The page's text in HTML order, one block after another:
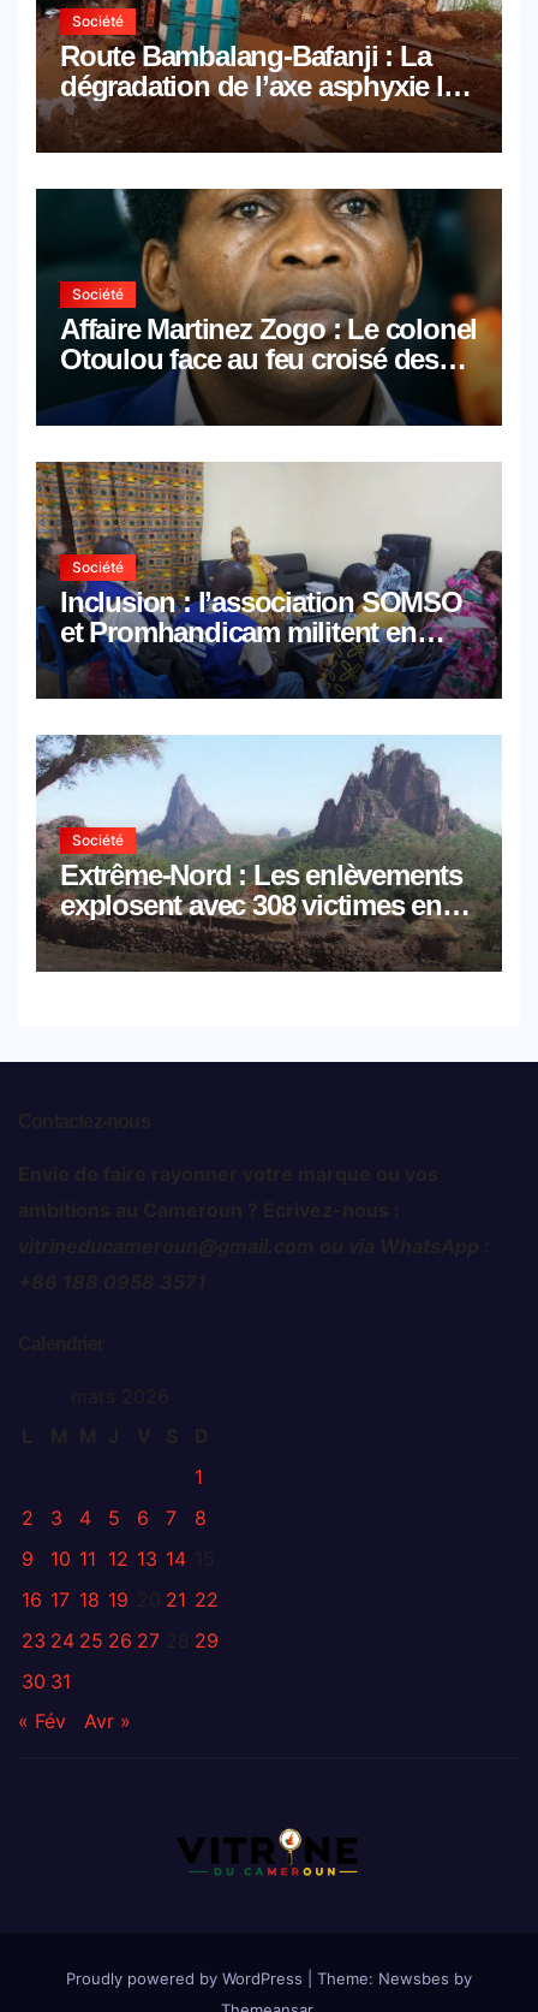
Société
Route Bambalang-Bafanji : La
dégradation de l’axe asphyxie les
activités économiques
Société
Affaire Martinez Zogo : Le colonel
Otoulou face au feu croisé des
avocats de la défense
Société
Inclusion : l’association SOMSO
et Promhandicam militent en
faveur d’une réforme des
formations en hôtellerie-
Société
Extrême-Nord : Les enlèvements
explosent avec 308 victimes en
trois mois
1
2
3 4 5 6 7
8
9
10 11 12 13 14
16 17 18 19 21 22
23 24 25 26 27
29
30 31
« Fév
Avr »
Proudly powered by WordPress Theme: Newsbes by